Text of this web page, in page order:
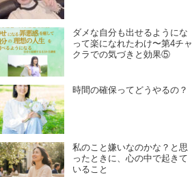
ダメな自分も出せるようにな
って楽になれたわけ〜第4チャ
クラでの気づきと効果⑤
時間の確保ってどうやるの？
私のこと嫌いなのかな？と思
ったときに、心の中で起きて
いること